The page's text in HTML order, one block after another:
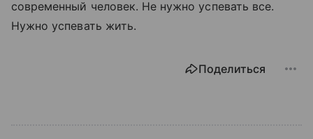
современный человек. Не нужно успевать все.
Нужно успевать жить.
Поделиться